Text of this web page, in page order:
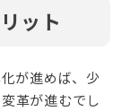
ット
が進めば、少
革が進むでし